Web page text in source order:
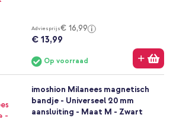
Adviesprijs€ 16,99
€ 13,99
Op voorraad
imoshion Milanees magnetisch
bandje - Universeel 20 mm
aansluiting - Maat M - Zwart